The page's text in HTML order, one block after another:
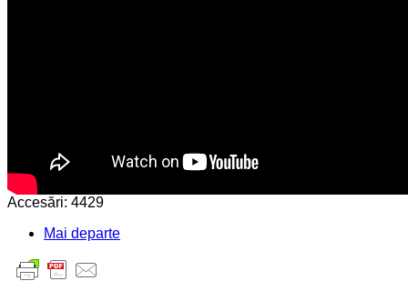
Accesări: 4429
Mai departe